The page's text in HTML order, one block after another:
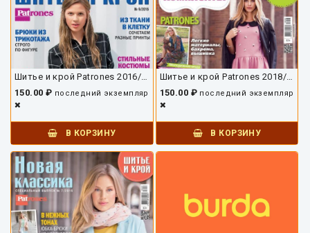
150.00 ₽ последний экземпляр
В КОРЗИНУ
150.00 ₽ последний экземпляр
В КОРЗИНУ